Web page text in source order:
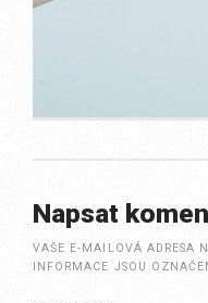
Napsat
VAŠE E-MAILOVÁ ADRESA
INFORMACE JSOU